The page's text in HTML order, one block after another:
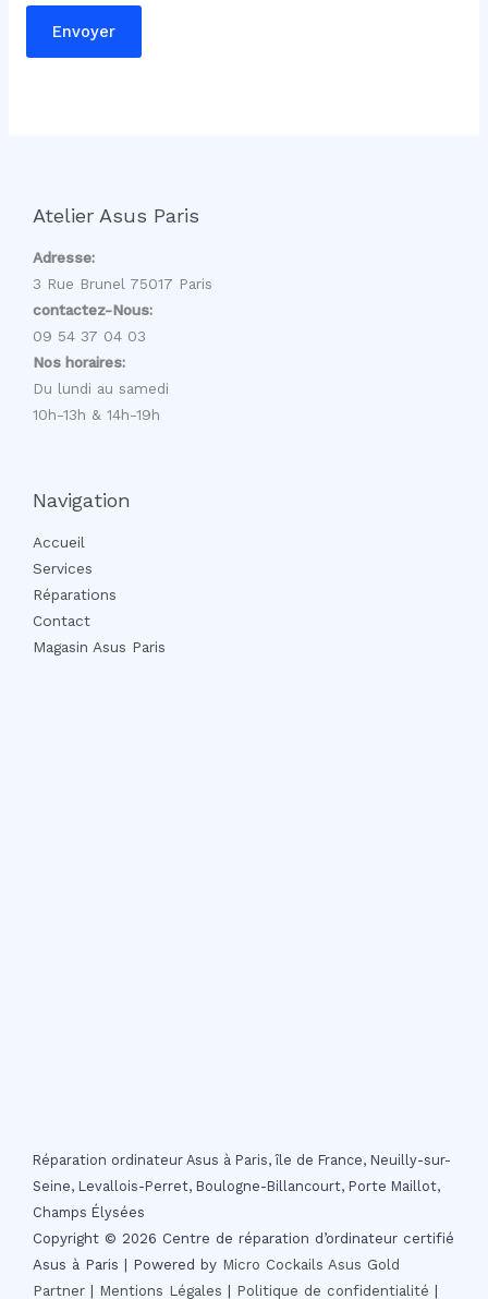
-
a
Envoyer
Atelier Asus Paris
Adresse:
3 Rue Brunel 75017 Paris
contactez-Nous:
09 54 37 04 03
Nos horaires:
Du lundi au samedi
10h-13h & 14h-19h
Navigation
Accueil
Services
Réparations
Contact
Magasin Asus Paris
Réparation ordinateur Asus à Paris, île de France, Neuilly-sur-
Seine, Levallois-Perret, Boulogne-Billancourt, Porte Maillot,
Champs Élysées
Copyright © 2026 Centre de réparation d’ordinateur certifié
Asus à Paris | Powered by Micro Cockails Asus Gold
Partner
Mentions Légales Politique de confidentialité